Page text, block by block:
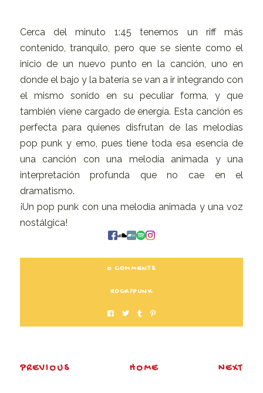
Cerca del minuto 1:45 tenemos un riff más
contenido, tranquilo, pero que se siente como el
inicio de un nuevo punto en la canción, uno en
donde el bajo y la batería se van a ir integrando con
el mismo sonido en su peculiar forma, y que
también viene cargado de energía. Esta canción es
perfecta para quienes disfrutan de las melodías
pop punk y emo, pues tiene toda esa esencia de
una canción con una melodía animada y una
interpretación profunda que no cae en el
dramatismo.
¡Un pop punk con una melodía animada y una voz
nostálgica!
0 COMMENTS
ROCK/PUNK
PREVIOUS HOME NEXT